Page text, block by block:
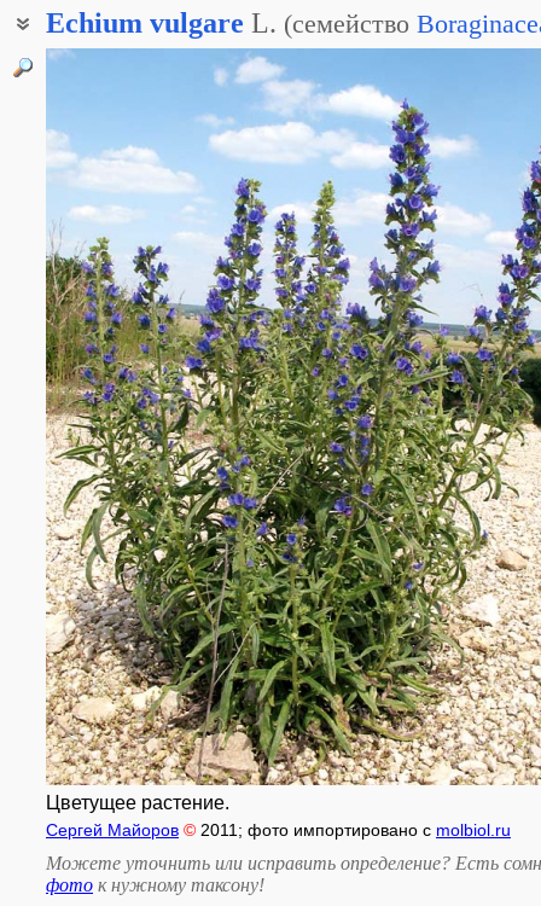
Echium vulgare L. (семейство
Цветущее растение.
Сергей Майоров © 2011 ; фото импортировано с molbiol.ru
Можете уточнить или исправить определение? Есть
фото к нужному таксону!